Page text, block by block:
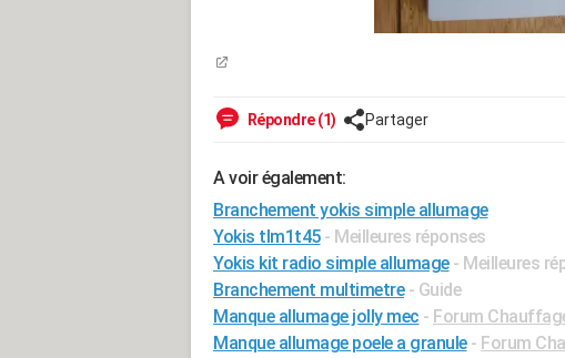
Répondre (1) Partager
A voir également:
Branchement yokis simple allumage
Yokis tlm1t45 - Meilleures réponses
Yokis kit radio simple allumage - Meilleures
Branchement multimetre - Guide
Manque allumage jolly mec - Forum
Manque allumage poele a granule - Forum